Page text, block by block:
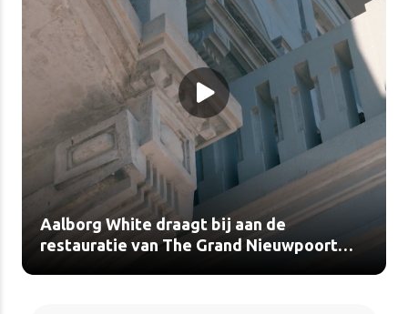
Aalborg White draagt bij aan de
restauratie van The Grand Nieuwpoort